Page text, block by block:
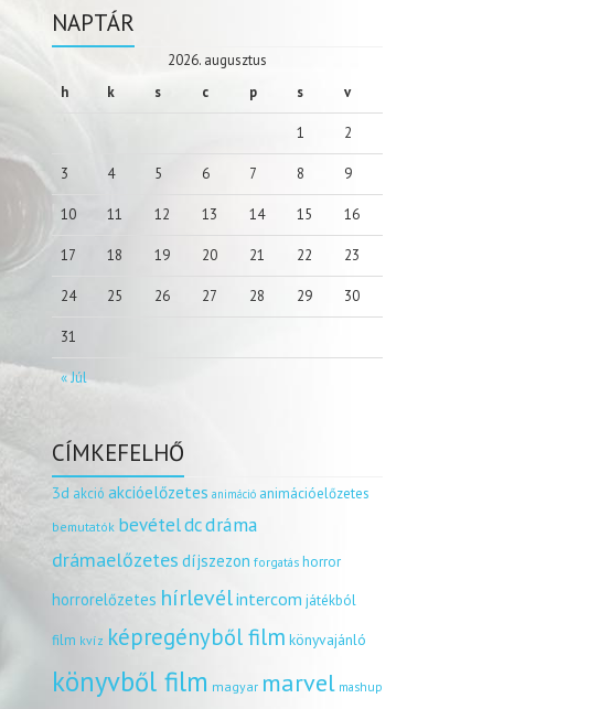
NAPTÁR
2026. augusztus
h
k s c p s v
« Júl
1 2
3 4 5 6 7 8 9
10 11 12 13 14 15 16
17 18 19 20 21 22 23
24 25 26 27 28 29 30
31
CÍMKEFELHŐ
3d akció akcióelőzetes animáció animációelőzetes
bemutatók bevételdcdráma
drámaelőzetes díjszezon forgatás horror
horrorelőzetes hírlevélintercom játékból
film kvíz képregényből film könyvajánló
könyvből film magyar marvel mashup